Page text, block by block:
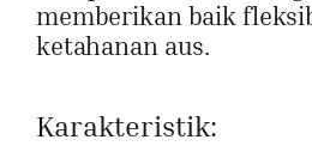
memberikan baik
ketahanan aus.
Karakteristik: